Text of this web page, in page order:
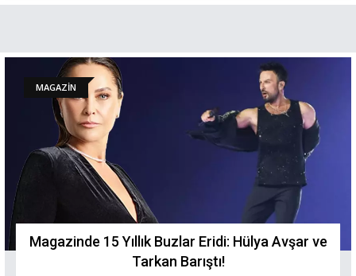
MAGAZİN
Magazinde 15 Yıllık Buzlar Eridi: Hülya Avşar ve
Tarkan Barıştı!